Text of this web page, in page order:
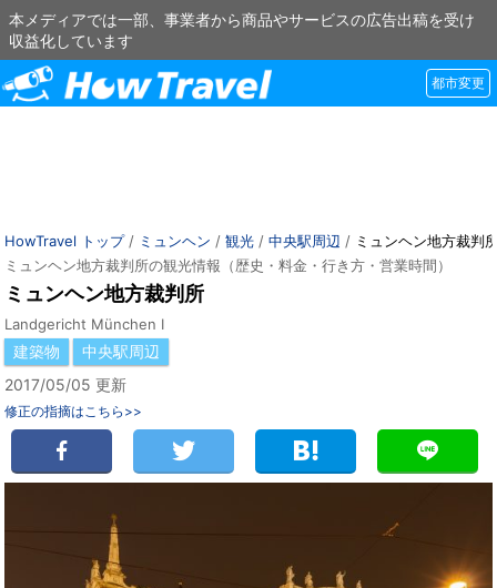
本メディアでは一部、事業者から商品やサービスの広告出稿を受け
収益化しています
都市変更
HowTravel トップ/ ミュンヘン / 観光 / 中央駅周辺 / ミュンヘン地方裁判
ミュンヘン地方裁判所の観光情報（歴史・料金・行き方・営業時間）
ミュンヘン地方裁判所
Landgericht München I
建築物
中央駅周辺
2017/05/05 更新
修正の指摘はこちら>>